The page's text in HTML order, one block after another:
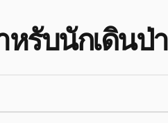
รับนักเดินป่า